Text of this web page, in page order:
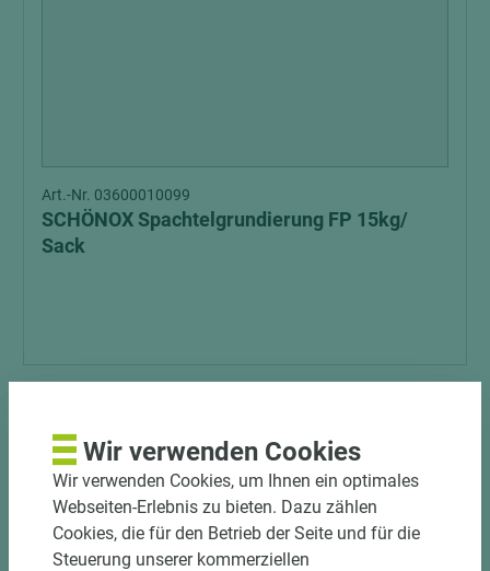
Art.-Nr. 03600010099
SCHÖNOX Spachtelgrundierung FP 15kg/
Sack
Wir verwenden Cookies
Wir verwenden Cookies, um Ihnen ein optimales
Webseiten-Erlebnis zu bieten. Dazu zählen
Cookies, die für den Betrieb der Seite und für die
Steuerung unserer kommerziellen